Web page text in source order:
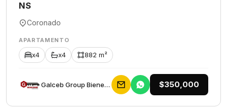
NS
Coronado
APARTAMENTO
x4 x4 882 m²
Galceb Group Bienes Raices $350,000